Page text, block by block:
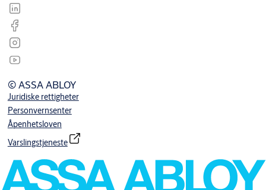
© ASSA ABLOY
Juridiske rettigheter
Personvernsenter
Åpenhetsloven
Varslingstjeneste